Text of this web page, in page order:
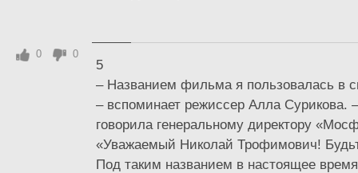
5
– Названием фильма я пользовалась в
– вспоминает режиссер Алла Сурикова.
говорила генеральному директору
«Уважаемый Николай Трофимович!
Под таким названием в настоящее время
0 0